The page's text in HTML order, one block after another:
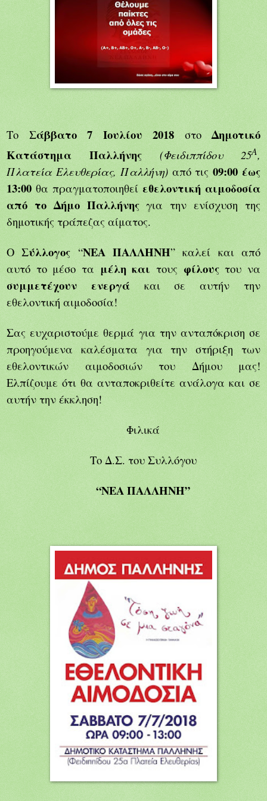
Το Σάββατο 7 Ιουλίου 2018 στο Δημοτικό
Κατάστημα Παλλήνης (Φειδιππίδου 25Α,
Πλατεία Ελευθερίας, Παλλήνη) από τις 09:00 έως
13:00 θα πραγματοποιηθεί εθελοντική αιμοδοσία
από το Δήμο Παλλήνηςγια την ενίσχυση της
δημοτικής τράπεζας αίματος.
ΟΣύλλογος “ΝΕΑ ΠΑΛΛΗΝΗ” καλεί και από
αυτό το μέσο τα μέλη καιτους φίλουςτου να
συμμετέχουν ενεργάκαι σε αυτήν την
εθελοντική αιμοδοσία!
Σας ευχαριστούμε θερμά για την ανταπόκριση σε
προηγούμενα καλέσματα για την στήριξη των
εθελοντικών αιμοδοσιών του Δήμου μας!
Ελπίζουμε ότι θα ανταποκριθείτε ανάλογα και σε
αυτήν την έκκληση!
Φιλικά
Το Δ.Σ. του Συλλόγου
“ΝΕΑ ΠΑΛΛΗΝΗ”